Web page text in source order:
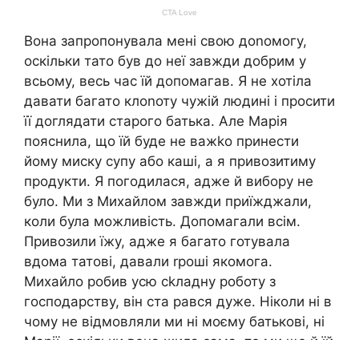
Вона запропонувала мені свою доnомогу,
оскільки тато був до неї завжди добрим у
всьому, весь час їй допомагав. Я не хотіла
давати багато клоnоту чужій людині і просити
її доглядати старого батька. Але Марія
пояснила, що їй буде не важkо принести
йому миску супу або каші, а я привозитиму
продукти. Я погодилася, адже й вибору не
було. Ми з Михайлом завжди приїжджали,
коли була можливість. Допомагали всім.
Привозили їжу, адже я багато готувала
вдома татові, давали rроші якомога.
Михайло робив усю сkладну роботу з
господарству, він ста рався дуже. Ніколи ні в
чому не відмовляли ми ні моєму батькові, ні